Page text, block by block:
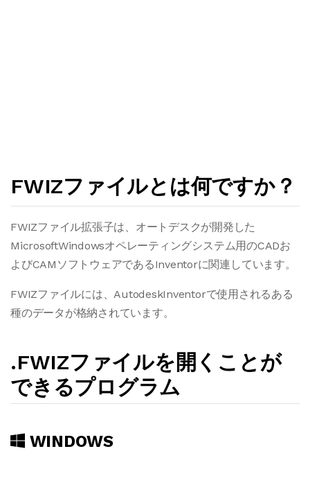
FWIZファイルとは何ですか？
FWIZファイル拡張子は、オートデスクが開発した
MicrosoftWindowsオペレーティングシステム用のCADお
よびCAMソフトウェアであるInventorに関連しています。
FWIZファイルには、AutodeskInventorで使用されるある
種のデータが格納されています。
.FWIZファイルを開くことが
できるプログラム
WINDOWS